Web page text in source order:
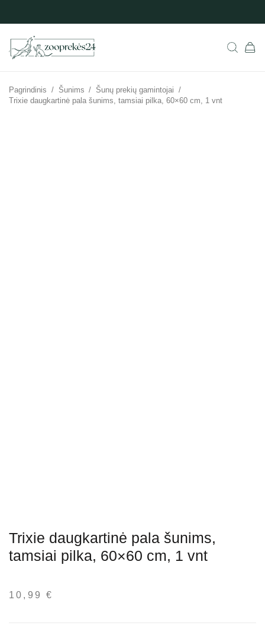
Pagrindinis / Šunims / Šunų prekių gamintojai /
Trixie daugkartinė pala šunims, tamsiai pilka, 60×60 cm, 1 vnt
Trixie daugkartinė pala šunims,
tamsiai pilka, 60×60 cm, 1 vnt
10,99€